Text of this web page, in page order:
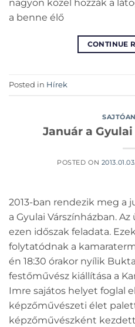
nagyon közel hozzák a
a benne élő
CONTINUE
Posted in Hírek
Január a
POSTED ON 2013.01.03.
2013-ban rendezik meg a
a Gyulai Várszínházban.
ezen időszak feladata.
folytatódnak a
én 18:30 órakor nyílik
festőművész kiállítása a
Imre sajátos helyet foglal
képzőművészeti élet
képzőművészként